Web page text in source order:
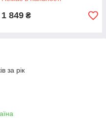
317407D)
1 849 ₴
за рік